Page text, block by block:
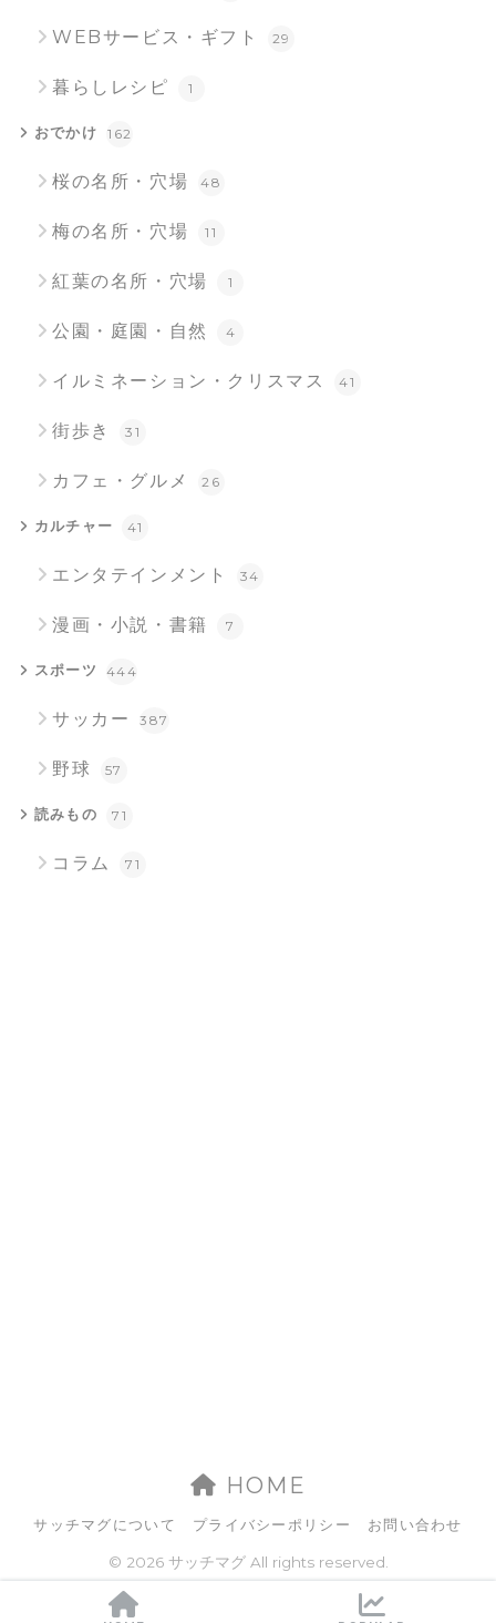
WEBサービス・ギフト 29
暮らしレシピ 1
おでかけ 162
桜の名所・穴場 48
梅の名所・穴場 11
紅葉の名所・穴場 1
公園・庭園・自然 4
イルミネーション・クリスマス 41
街歩き 31
カフェ・グルメ 26
カルチャー 41
エンタテインメント 34
漫画・小説・書籍 7
スポーツ 444
サッカー 387
野球 57
読みもの 71
コラム 71
HOME
サッチマグについて プライバシーポリシー お問い合わせ
© 2026 サッチマグ All rights reserved.